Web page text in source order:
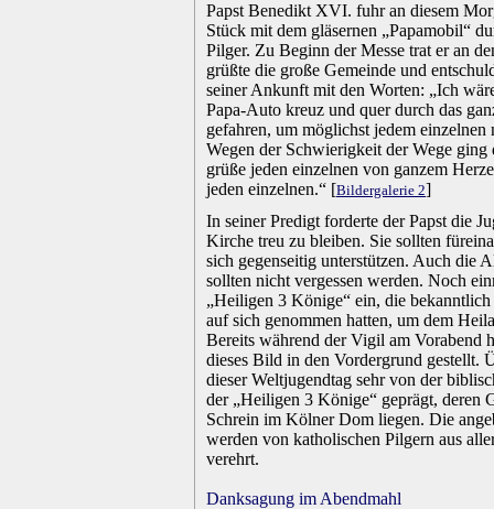
Papst Benedikt XVI. fuhr an diesem
Stück mit dem gläsernen „Papamobil“
Pilger. Zu Beginn der Messe trat er an
grüßte die große Gemeinde und
seiner Ankunft mit den Worten: „Ich
Papa-Auto kreuz und quer durch das
gefahren, um möglichst jedem einzelnen
Wegen der Schwierigkeit der Wege ging
grüße jeden einzelnen von ganzem
jeden einzelnen.“ [Bildergalerie 2]
In seiner Predigt forderte der Papst die
Kirche treu zu bleiben. Sie sollten
sich gegenseitig unterstützen. Auch die
sollten nicht vergessen werden. Noch
„Heiligen 3 Könige“ ein, die
auf sich genommen hatten, um dem
Bereits während der Vigil am Vorabend
dieses Bild in den Vordergrund gestellt.
dieser Weltjugendtag sehr von der
der „Heiligen 3 Könige“ geprägt, deren
Schrein im Kölner Dom liegen. Die
werden von katholischen Pilgern aus
verehrt.
Danksagung im Abendmahl